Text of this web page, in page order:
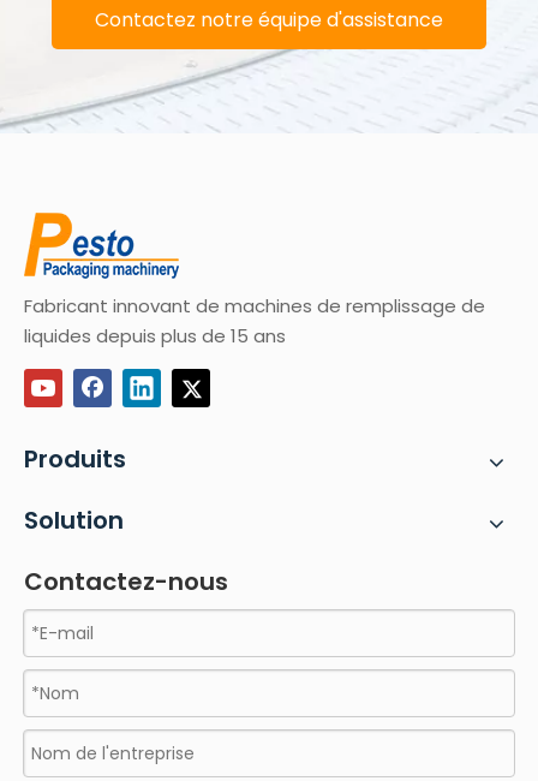
Contactez notre équipe d'assistance
Fabricant innovant de machines de remplissage de
liquides depuis plus de 15 ans
Produits
Solution
Contactez-nous